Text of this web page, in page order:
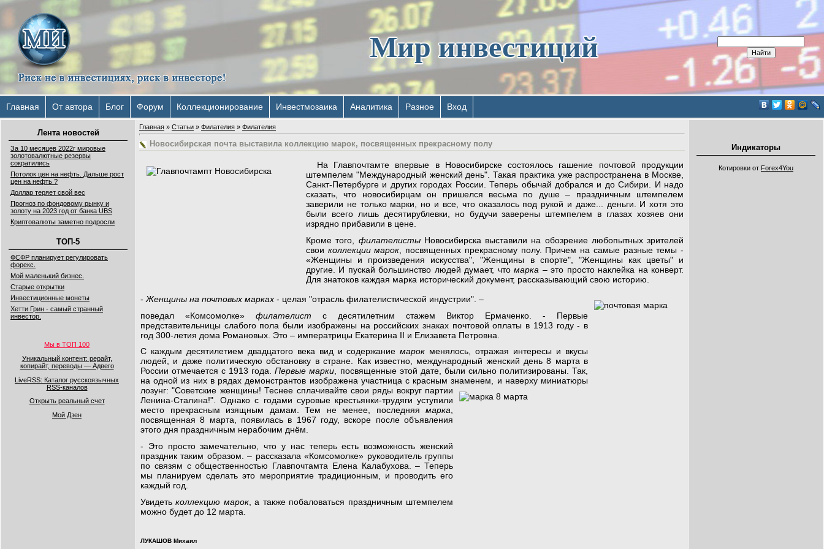
Мир инвестиций
Главная От автора Блог Форум Коллекционирование Инвестмозаика Аналитика Разное Вход
Лента новостей
За 10 месяцев 2022г мировые
золотовалютные резервы
сократились
Потолок цен на нефть. Дальше рост
цен на нефть ?
Доллар теряет свой вес
Прогноз по фондовому рынку и
золоту на 2023 год от банка UBS
Криптовалюты заметно подросли
ТОП-5
ФСФР планирует регулировать
форекс.
Мой маленький бизнес.
Старые открытки
Инвестиционные монеты
Хетти Грин - самый странный
инвестор.
Мы в ТОП 100
Уникальный контент: рерайт,
копирайт, переводы — Адвего
LiveRSS: Каталог русскоязычных
RSS-каналов
Открыть реальный счет
Мой Дзен
Главная » Статьи » Филателия » Филателия
Новосибирская почта выставила коллекцию марок, посвященных прекрасному полу
На Главпочтамте впервые в Новосибирске состоялось гашение почтовой продукции
штемпелем "Международный женский день". Такая практика уже распространена в Москве,
Санкт-Петербурге и других городах России. Теперь обычай добрался и до Сибири. И надо
сказать, что новосибирцам он пришелся весьма по душе – праздничным штемпелем
заверили не только марки, но и все, что оказалось под рукой и даже... деньги. И хотя это
были всего лишь десятирублевки, но будучи заверены штемпелем в глазах хозяев они
изрядно прибавили в цене.
Кроме того,
филателистыНовосибирска выставили на обозрение любопытных зрителей
свои коллекции марок , посвященных прекрасному полу. Причем на самые разные темы -
«Женщины и произведения искусства", "Женщины в спорте", "Женщины как цветы" и
другие. И пускай большинство людей думает, чтомарка – это просто наклейка на конверт.
Для знатоков каждая марка исторический документ, рассказывающий свою историю.
- Женщины на почтовых марках - целая "отрасль филателистической индустрии". –
поведал «Комсомолке» филателист с десятилетним стажем Виктор Ермаченко. - Первые
представительницы слабого пола были изображены на российских знаках почтовой оплаты в 1913 году - в
год 300-летия дома Романовых. Это – императрицы Екатерина II и Елизавета Петровна.
С каждым десятилетием двадцатого века вид и содержание марок менялось, отражая интересы и вкусы
людей, и даже политическую обстановку в стране. Как известно, международный женский день 8 марта в
России отмечается с 1913 года.Первые марки, посвященные этой дате, были сильно политизированы. Так,
на одной из них в рядах демонстрантов изображена участница с красным знаменем, и наверху миниатюры
лозунг: "Советские женщины! Теснее сплачивайте свои ряды вокруг партии
Ленина-Сталина!". Однако с годами суровые крестьянки-трудяги уступили
место прекрасным изящным дамам. Тем не менее, последняя марка,
посвященная 8 марта, появилась в 1967 году, вскоре после объявления
этого дня праздничным нерабочим днём.
- Это просто замечательно, что у нас теперь есть возможность женский
праздник таким образом. – рассказала «Комсомолке» руководитель группы
по связям с общественностью Главпочтамта Елена Калабухова. – Теперь
мы планируем сделать это мероприятие традиционным, и проводить его
каждый год.
Увидеть коллекцию марок, а также побаловаться праздничным штемпелем
можно будет до 12 марта.
ЛУКАШОВ Михаил
Индикаторы
Котировки от Forex4You